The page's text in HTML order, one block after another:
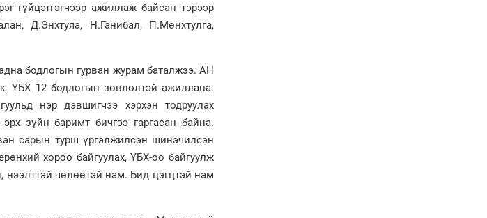
гүйцэтгэгчээр ажиллаж байсан тэрээр
Д.Энхтуяа, Н.Ганибал, П.Мөнхтулга,
бодлогын гурван журам баталжээ. АН
ҮБХ 12 бодлогын зөвлөлтэй ажиллана.
нэр дэвшигчээ хэрхэн тодруулах
зүйн баримт бичгээ гаргасан байна.
сарын турш үргэлжилсэн шинэчилсэн
хороо байгуулах, ҮБХ-оо байгуулж
нээлттэй чөлөөтэй нам. Бид цэгцтэй нам